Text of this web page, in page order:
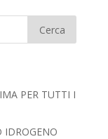
PER TUTTI I
IDROGENO